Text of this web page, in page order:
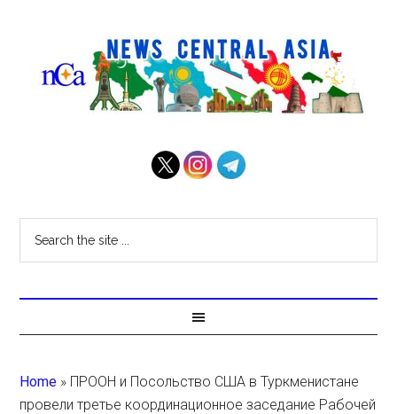
Home » ПРООН и Посольство США в Туркменистане
провели третье координационное заседание Рабочей